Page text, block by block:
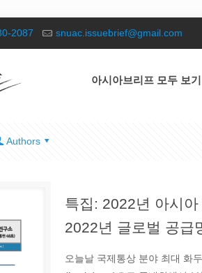
2087 snuac.issuebrief@gmail.com
아시아브리프 모두 보기
Authors
특집: 2022년 아시
2022년 글로벌 공급
오늘날 국제통상 분야 최대 화